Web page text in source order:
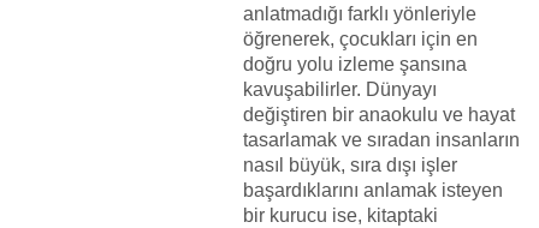
anlatmadığı farklı yönleriyle
öğrenerek, çocukları için en
doğru yolu izleme şansına
kavuşabilirler. Dünyayı
değiştiren bir anaokulu ve hayat
tasarlamak ve sıradan insanların
nasıl büyük, sıra dışı işler
başardıklarını anlamak isteyen
bir kurucu ise, kitaptaki